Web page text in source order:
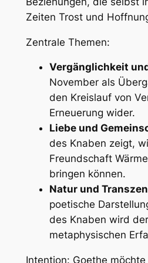
Zeiten Trost und
Zentrale Themen:
Vergänglichkeit
November als
den Kreislauf von
Erneuerung wider.
Liebe und
des Knaben zeigt,
Freundschaft
bringen können.
Natur und
poetische
des Knaben wird
metaphysischen
Intention: Goethe